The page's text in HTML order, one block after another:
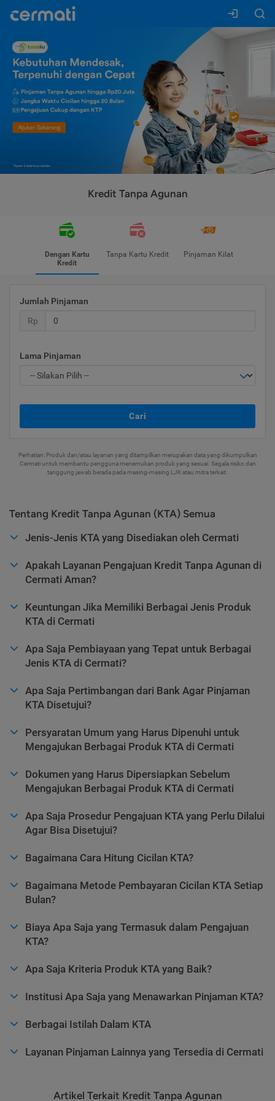
Kredit Tanpa Agunan
Dengan Kartu
Kredit
Tanpa Kartu Kredit Pinjaman Kilat
Jumlah Pinjaman
Rp
Lama Pinjaman
Cari
Perhatian: Produk dan/atau layanan yang ditampilkan merupakan data yang dikumpulkan
Cermati untuk membantu pengguna menemukan produk yang sesuai. Segala risiko dan
tanggung jawab berada pada masing-masing LJK atau mitra terkait.
Tentang Kredit Tanpa Agunan (KTA) Semua
Jenis-Jenis KTA yang Disediakan oleh Cermati
Apakah Layanan Pengajuan Kredit Tanpa Agunan di
Cermati Aman?
Keuntungan Jika Memiliki Berbagai Jenis Produk
KTA di Cermati
Apa Saja Pembiayaan yang Tepat untuk Berbagai
Jenis KTA di Cermati?
Apa Saja Pertimbangan dari Bank Agar Pinjaman
KTA Disetujui?
Persyaratan Umum yang Harus Dipenuhi untuk
Mengajukan Berbagai Produk KTA di Cermati
Dokumen yang Harus Dipersiapkan Sebelum
Mengajukan Berbagai Produk KTA di Cermati
Apa Saja Prosedur Pengajuan KTA yang Perlu Dilalui
Agar Bisa Disetujui?
Bagaimana Cara Hitung Cicilan KTA?
Bagaimana Metode Pembayaran Cicilan KTA Setiap
Bulan?
Biaya Apa Saja yang Termasuk dalam Pengajuan
KTA?
Apa Saja Kriteria Produk KTA yang Baik?
Institusi Apa Saja yang Menawarkan Pinjaman KTA?
Berbagai Istilah Dalam KTA
Layanan Pinjaman Lainnya yang Tersedia di Cermati
Artikel Terkait Kredit Tanpa Agunan